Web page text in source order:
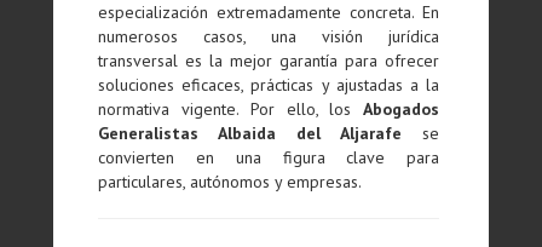
especialización extremadamente concreta. En
numerosos casos, una visión jurídica
transversal es la mejor garantía para ofrecer
soluciones eficaces, prácticas y ajustadas a la
normativa vigente. Por ello, losAbogados
Generalistas Albaida del Aljarafe se
convierten en una figura clave para
particulares, autónomos y empresas.